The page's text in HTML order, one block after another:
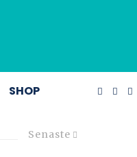
SHOP
Senaste